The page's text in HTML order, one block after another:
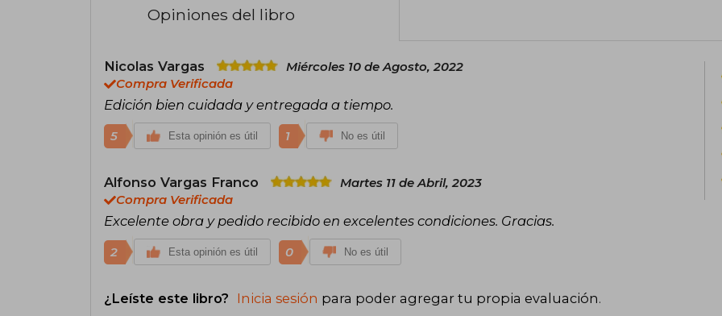
Opiniones del libro
Nicolas Vargas
Miércoles 10 de Agosto, 2022
Compra Verificada
Edición bien cuidada y entregada a tiempo.
5 Esta opinión es útil 1 No es útil
Alfonso Vargas Franco
Martes 11 de Abril, 2023
Compra Verificada
Excelente obra y pedido recibido en excelentes condiciones. Gracias.
2 Esta opinión es útil 0 No es útil
¿Leíste este libro? Inicia sesión para poder agregar tu propia evaluación.